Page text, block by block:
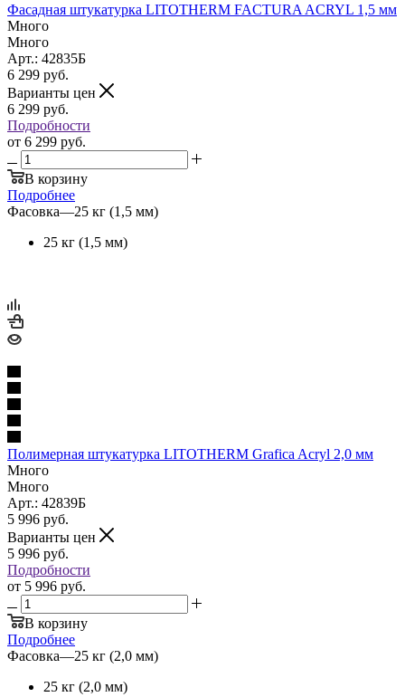
Фасадная штукатурка LITOTHERM FACTURA ACRYL 1,5 мм
Много
Много
Арт.: 42835Б
6 299 руб.
Варианты цен
6 299 руб.
Подробности
от 6 299 руб.
В корзину
Подробнее
Фасовка—25 кг (1,5 мм)
25 кг (1,5 мм)
Полимерная штукатурка LITOTHERM Grafica Acryl 2,0 мм
Много
Много
Арт.: 42839Б
5 996 руб.
Варианты цен
5 996 руб.
Подробности
от 5 996 руб.
В корзину
Подробнее
Фасовка—25 кг (2,0 мм)
25 кг (2,0 мм)